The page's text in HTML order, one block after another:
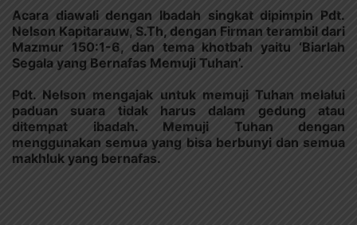
Acara diawali dengan Ibadah singkat dipimpin Pdt.
Nelson Kapitarauw, S.Th, dengan Firman terambil dari
Mazmur 150:1-6, dan tema khotbah yaitu ‘Biarlah
Segala yang Bernafas Memuji Tuhan’.
Pdt. Nelson mengajak untuk memuji Tuhan melalui
paduan suara tidak harus dalam gedung atau
ditempat ibadah. Memuji Tuhan dengan
menggunakan semua yang bisa berbunyi dan semua
makhluk yang bernafas.